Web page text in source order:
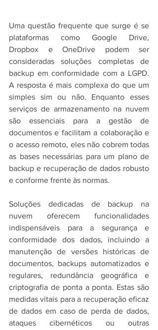
Uma questão frequente que surge é se
plataformas como Google Drive,
Dropbox e OneDrive podem ser
consideradas soluções completas de
backup em conformidade com a LGPD.
A resposta é mais complexa do que um
simples sim ou não. Enquanto esses
serviços de armazenamento na nuvem
são essenciais para a gestão de
documentos e facilitam a colaboração e
o acesso remoto, eles não cobrem todas
as bases necessárias para um plano de
backup e recuperação de dados robusto
e conforme frente às normas.
Soluções dedicadas de backup na
nuvem oferecem funcionalidades
indispensáveis para a segurança e
conformidade dos dados, incluindo a
manutenção de versões históricas de
documentos, backups automatizados e
regulares, redundância geográfica e
criptografia de ponta a ponta. Estas são
medidas vitais para a recuperação eficaz
de dados em caso de perda de dados,
ataques cibernéticos ou outras